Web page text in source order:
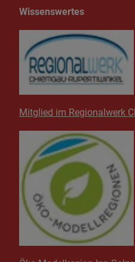
Wissenswertes
Mitglied im Regionalwerk